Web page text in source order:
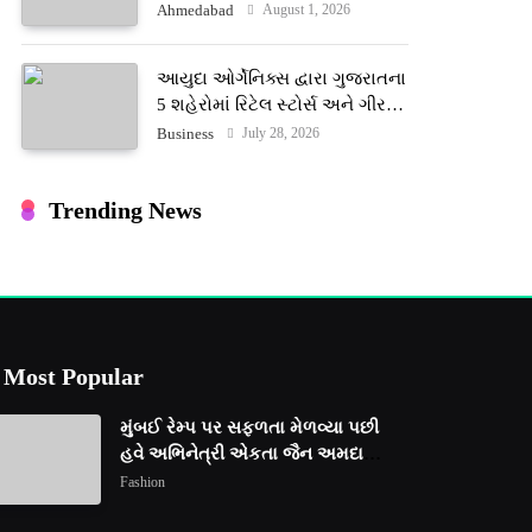
ટેરોટ રીડર પુનિતજી લુલ્લા એ ટેરોટ
Ahmedabad August 1, 2026
આયુદા ઓર્ગેનિક્સ દ્વારા ગુજરાતના
5 શહેરોમાં રિટેલ સ્ટોર્સ અને ગીર
ગાયના વૈદિક વલોણા ઘી-દૂધની શુદ્ધ
Business July 28, 2026
Trending News
Most Popular
મુંબઈ રેમ્પ પર સફળતા મેળવ્યા પછી
હવે અભિનેત્રી એકતા જૈન અમદાવાદ
ફેશન વીકમાં પોતાની પ્રતિભા
Fashion